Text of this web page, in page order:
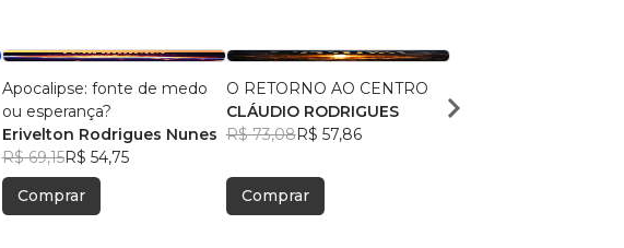
Apocalipse: fonte de medo
ou esperança?
Erivelton Rodrigues Nunes
R$ 69,15R$ 54,75
Comprar
O RETORNO AO CENTRO
CLÁUDIO RODRIGUES
R$ 73,08R$ 57,86
Comprar
Malik El Shaddai